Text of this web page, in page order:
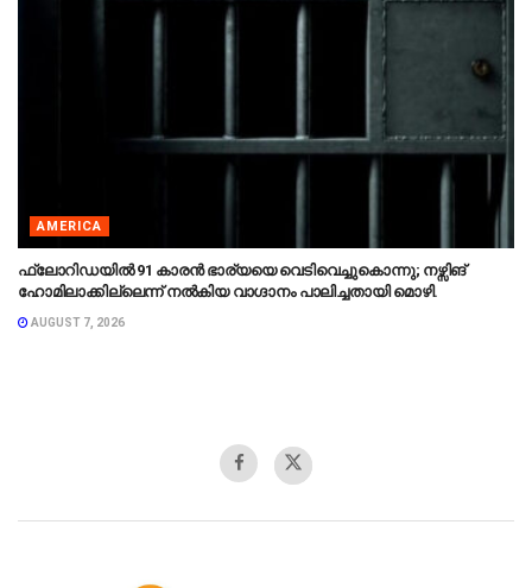
AMERICA
ഫ്ലോറിഡയിൽ 91 കാരൻ ഭാര്യയെ വെടിവെച്ചുകൊന്നു; നഴ്സിങ്
ഹോമിലാക്കില്ലെന്ന് നൽകിയ വാഗ്ദാനം പാലിച്ചതായി മൊഴി.
AUGUST 7, 2026